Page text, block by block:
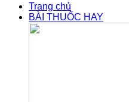
Trang chủ
BÀI THUỐC HAY